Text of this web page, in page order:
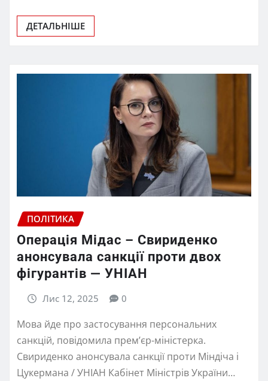
ДЕТАЛЬНІШЕ
ПОЛІТИКА
Операція Мідас – Свириденко
анонсувала санкції проти двох
фігурантів — УНІАН
Лис 12, 2025 0
Мова йде про застосування персональних
санкцій, повідомила прем’єр-міністерка.
Свириденко анонсувала санкції проти Міндіча і
Цукермана / УНІАН Кабінет Міністрів України…